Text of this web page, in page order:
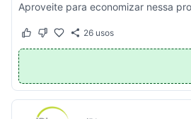
Este cupom funcionou
Este cupom não funcionou
26usos